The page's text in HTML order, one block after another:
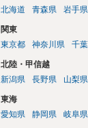
北海道
青森県 岩手県
関東
東京都
神奈川県 千
北陸・甲信越
新潟県
長野県 山梨県
東海
愛知県
静岡県 岐阜県